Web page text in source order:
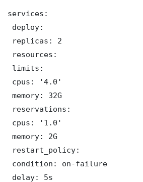
services:
deploy:
replicas: 2
resources:
limits:
cpus: '4.0'
memory: 32G
reservations:
cpus: '1.0'
memory: 2G
restart_policy:
condition: on-failure
delay: 5s